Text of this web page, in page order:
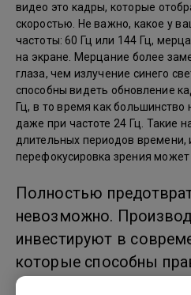
видео это кадры, которые
скоростью. Не важно, какое у
частоты: 60 Гц или 144 Гц,
на экране. Мерцание более
глаза, чем излучение синего
способны видеть обновление
Гц, в то время как
даже при частоте 24 Гц. Такие
длительных периодов времени,
перефокусировка зрения может
Полностью
невозможно.
инвестируют в
которые способны
синхронизировать